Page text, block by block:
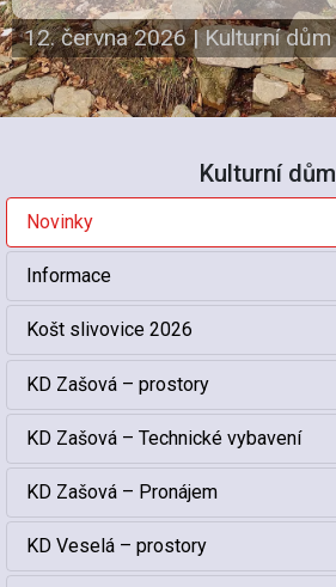
12. června 2026|Kulturní dům
Kulturní dům
Novinky
Informace
Košt slivovice 2026
KD Zašová – prostory
KD Zašová – Technické vybavení
KD Zašová – Pronájem
KD Veselá – prostory